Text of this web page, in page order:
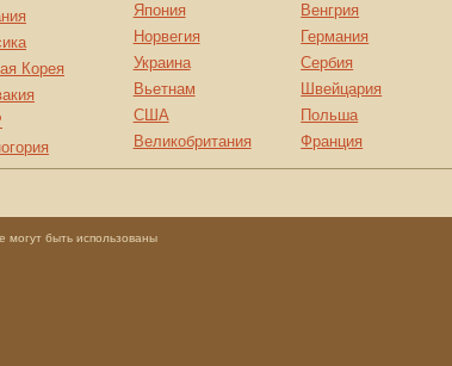
Корея
Япония
Норвегия
Украина
Вьетнам
США
Великобритания
Венгрия
Германия
Сербия
Швейцария
Польша
Франция
быть использованы